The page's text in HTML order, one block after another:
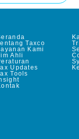
Taxco
Kami
Ahli
Updates
Tools